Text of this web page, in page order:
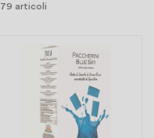
79 articoli